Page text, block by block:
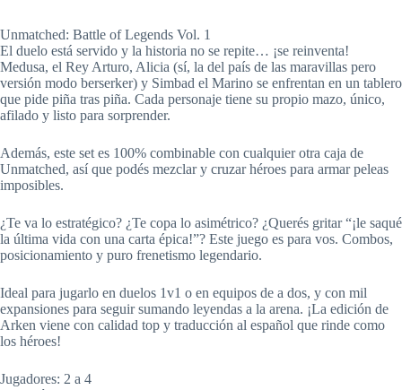
Unmatched: Battle of Legends Vol. 1
El duelo está servido y la historia no se repite… ¡se reinventa!
Medusa, el Rey Arturo, Alicia (sí, la del país de las maravillas pero
versión modo berserker) y Simbad el Marino se enfrentan en un tablero
que pide piña tras piña. Cada personaje tiene su propio mazo, único,
afilado y listo para sorprender.
Además, este set es 100% combinable con cualquier otra caja de
Unmatched, así que podés mezclar y cruzar héroes para armar peleas
imposibles.
¿Te va lo estratégico? ¿Te copa lo asimétrico? ¿Querés gritar “¡le saqué
la última vida con una carta épica!”? Este juego es para vos. Combos,
posicionamiento y puro frenetismo legendario.
Ideal para jugarlo en duelos 1v1 o en equipos de a dos, y con mil
expansiones para seguir sumando leyendas a la arena. ¡La edición de
Arken viene con calidad top y traducción al español que rinde como
los héroes!
Jugadores: 2 a 4